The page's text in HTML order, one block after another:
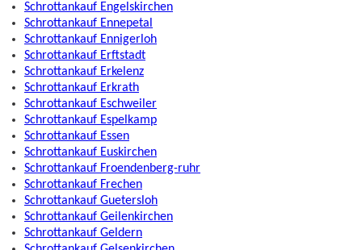
Schrottankauf Engelskirchen
Schrottankauf Ennepetal
Schrottankauf Ennigerloh
Schrottankauf Erftstadt
Schrottankauf Erkelenz
Schrottankauf Erkrath
Schrottankauf Eschweiler
Schrottankauf Espelkamp
Schrottankauf Essen
Schrottankauf Euskirchen
Schrottankauf Froendenberg-ruhr
Schrottankauf Frechen
Schrottankauf Guetersloh
Schrottankauf Geilenkirchen
Schrottankauf Geldern